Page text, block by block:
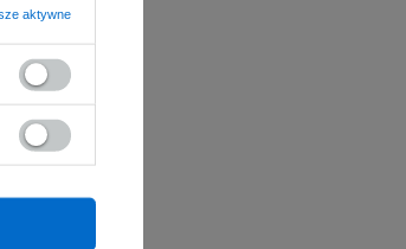
aktywne